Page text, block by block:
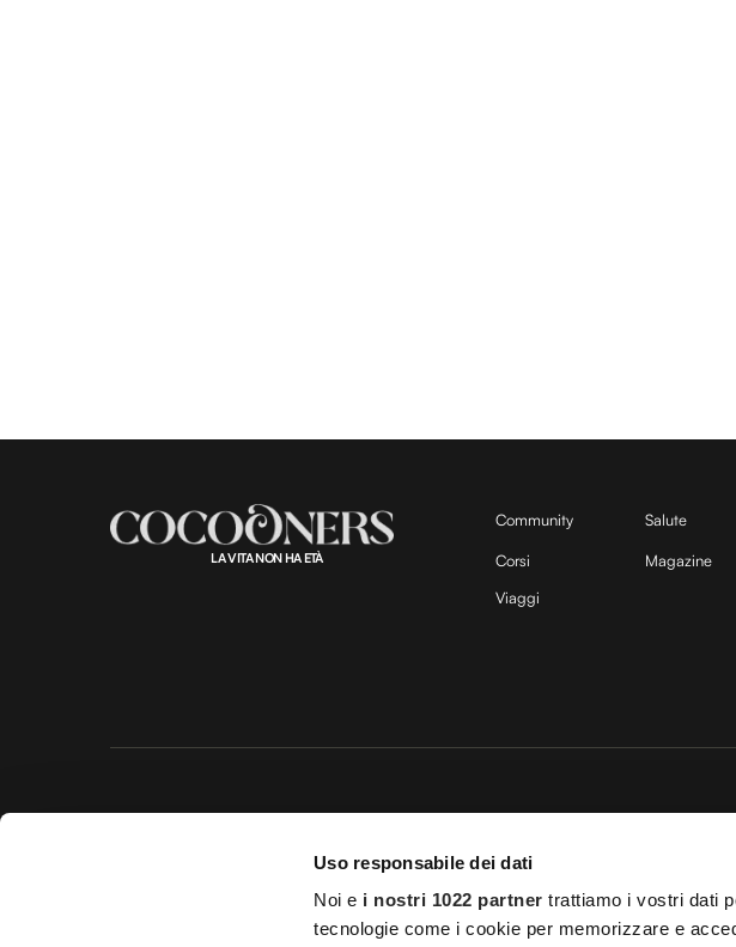
Uso responsabile dei dati
Noi e i nostri 1022 partner trattiamo i vostri dati
tecnologie come i cookie per memorizzare e
LA VITA NON HA ETÀ
Community
Corsi
Viaggi
Salute
Magazine
Impostazioni dei Cookies–Termini e